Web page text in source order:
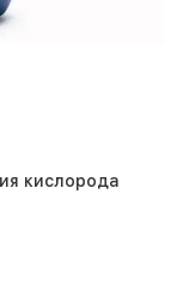
кислорода